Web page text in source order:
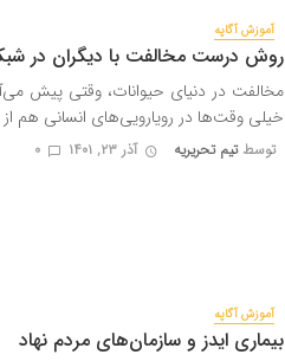
آموزش آگاپه
روش درست مخالفت با دیگران در
مخالفت در دنیای حیوانات، وقتی پیش
خیلی وقت‌ها در رویارویی‌های انسانی هم
توسطتیم تحریریه آذر ۲۳, ۱۴۰۱ 0
آموزش آگاپه
بیماری ایدز و سازمان‌های مردم نهاد